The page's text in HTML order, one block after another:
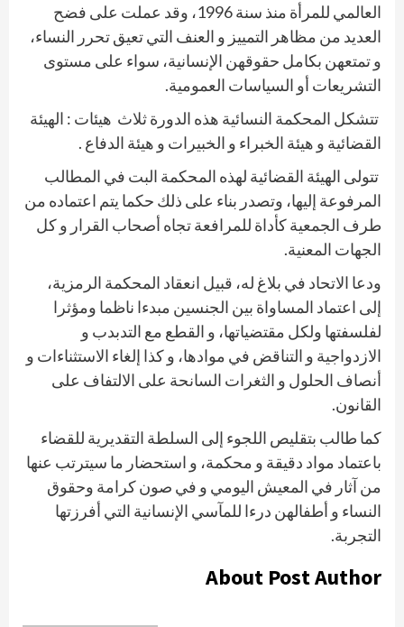
العالمي للمرأة منذ سنة 1996، وقد عملت على فضح
العديد من مظاهر التمييز و العنف التي تعيق تحرر النساء،
و تمتعهن بكامل حقوقهن الإنسانية، سواء على مستوى
التشريعات أو السياسات العمومية.
تتشكل المحكمة النسائية هذه الدورة ثلاث هيئات : الهيئة
القضائية و هيئة الخبراء و الخبيرات و هيئة الدفاع .
تتولى الهيئة القضائية لهذه المحكمة البت في المطالب
المرفوعة إليها، وتصدر بناء على ذلك حكما يتم اعتماده من
طرف الجمعية كأداة للمرافعة تجاه أصحاب القرار و كل
الجهات المعنية.
ودعا الاتحاد في بلاغ له، قبيل انعقاد المحكمة الرمزية،
إلى اعتماد المساواة بين الجنسين مبدءا ناظما ومؤثرا
لفلسفتها ولكل مقتضياتها، و القطع مع التدبدب و
الازدواجية و التناقض في موادها، و كذا إلغاء الاستثناءات و
أنصاف الحلول و الثغرات السانحة على الالتفاف على
القانون.
كما طالب بتقليص اللجوء إلى السلطة التقديرية للقضاء
باعتماد مواد دقيقة و محكمة، و استحضار ما سيترتب عنها
من آثار في المعيش اليومي و في صون كرامة وحقوق
النساء و أطفالهن درءا للمآسي الإنسانية التي أفرزتها
التجربة.
About Post Author